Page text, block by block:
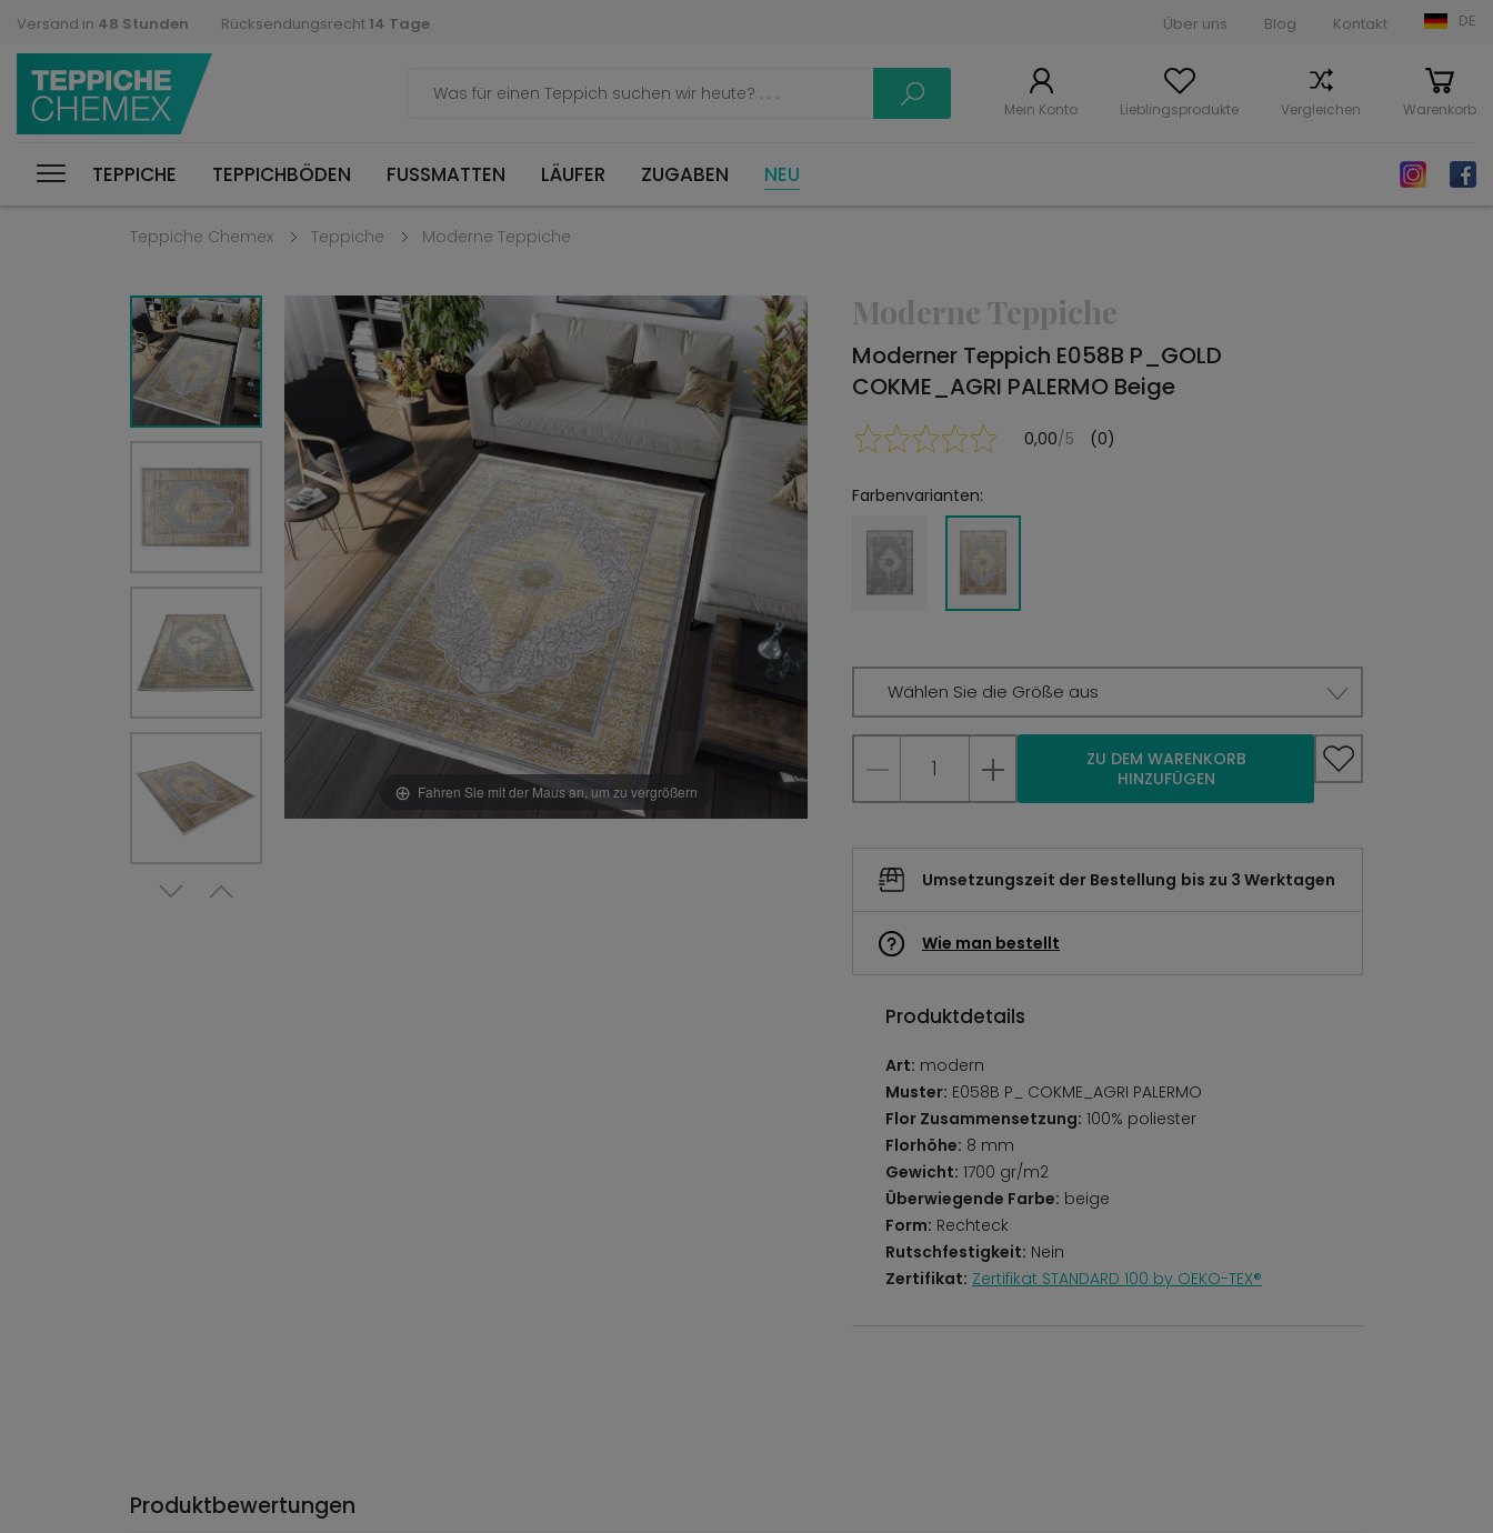
Versand in 48 Stunden Rücksendungsrecht 14 Tage Über uns Blog Kontakt DE
Mein Konto Lieblingsprodukte Vergleichen Warenkorb
TEPPICHE TEPPICHBÖDEN FUSSMATTEN LÄUFER ZUGABEN NEU
Teppiche Chemex Teppiche Moderne Teppiche
Fahren Sie mit der Maus an, um zu vergrößern
Moderne Teppiche
Moderner Teppich E058B P_GOLD
COKME_AGRI PALERMO Beige
0,00/5 (0)
Farbenvarianten:
Wählen Sie die Größe aus
ZU DEM WARENKORB
HINZUFÜGEN
Umsetzungszeit der Bestellung bis zu 3 Werktagen
Wie man bestellt
Produktdetails
Art: modern
Muster: E058B P_ COKME_AGRI PALERMO
Flor Zusammensetzung: 100% poliester
Florhöhe: 8 mm
Gewicht: 1700 gr/m2
Überwiegende Farbe: beige
Form: Rechteck
Rutschfestigkeit: Nein
Zertifikat: Zertifikat STANDARD 100 by OEKO-TEX®
Produktbewertungen